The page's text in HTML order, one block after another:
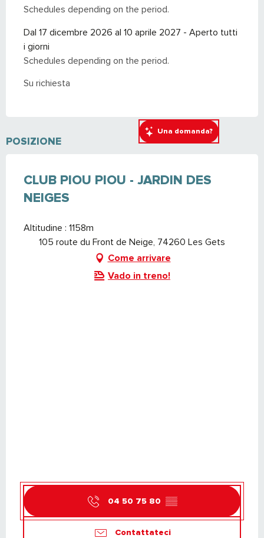
Una domanda?
Schedules depending on the period.
Dal 17 dicembre 2026 al 10 aprile 2027 - Aperto tutti
i giorni
Schedules depending on the period.
Su richiesta
POSIZIONE
CLUB PIOU PIOU - JARDIN DES
NEIGES
Altitudine : 1158m
105 route du Front de Neige, 74260 Les Gets
Come arrivare
Vado in treno!
04 50 75 80 ▒▒
Contattateci